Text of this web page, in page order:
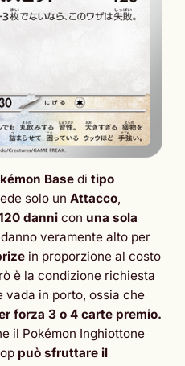
Base di tipo
solo un Attacco,
danni con una sola
veramente alto per
in proporzione al costo
è la condizione richiesta
in porto, ossia che
forza 3 o 4 carte premio.
il Pokémon Inghiottone
può sfruttare il